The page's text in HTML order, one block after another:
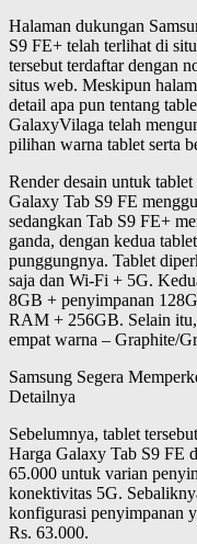
Halaman dukungan
S9 FE+ telah terlihat di
tersebut terdaftar dengan
situs web. Meskipun
detail apa pun tentang
GalaxyVilaga telah
pilihan warna tablet serta
Render desain untuk
Galaxy Tab S9 FE
sedangkan Tab S9 FE+
ganda, dengan kedua
punggungnya. Tablet
saja dan Wi-Fi + 5G.
8GB + penyimpanan
RAM + 256GB. Selain itu,
empat warna – Graphite/
Samsung Segera
Detailnya
Sebelumnya, tablet
Harga Galaxy Tab S9 FE
65.000 untuk varian
konektivitas 5G.
konfigurasi penyimpanan
Rs. 63.000.